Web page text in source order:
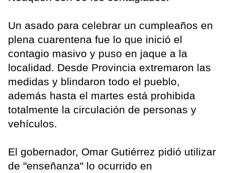
Un asado para celebrar un cumpleaños en
plena cuarentena fue lo que inició el
contagio masivo y puso en jaque a la
localidad. Desde Provincia extremaron las
medidas y blindaron todo el pueblo,
además hasta el martes está prohibida
totalmente la circulación de personas y
vehículos.
El gobernador, Omar Gutiérrez pidió utilizar
de "enseñanza" lo ocurrido en